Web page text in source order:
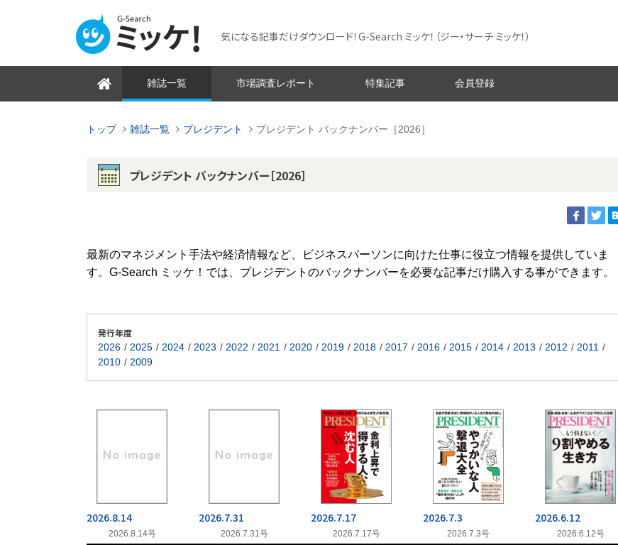
気になる記事だけダウンロード！G-Search ミッケ！ （ジー・サーチ ミッケ！）
雑誌一覧 市場調査レポート 特集記事 会員登録
トップ 雑誌一覧 プレジデント プレジデント バックナンバー［2026］
プレジデント バックナンバー［2026］
最新のマネジメント手法や経済情報など、ビジネスパーソンに向けた仕事に役立つ情報を提供していま
す。G-Search ミッケ！では、プレジデントのバックナンバーを必要な記事だけ購入する事ができます。
発行年度
2026 2025 2024 2023 2022 2021 2020 2019 2018 2017 2016 2015 2014 2013 2012
2011
2010
2009
2026.8.14
2026.8.14号
2026.7.31
2026.7.31号
2026.7.17
2026.7.17号
2026.7.3
2026.7.3号
2026.6.12
2026.6.12号